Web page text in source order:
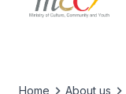
Home About us